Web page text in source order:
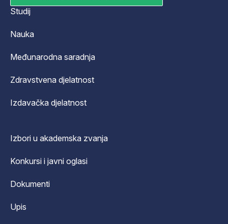
Studij
Nauka
Međunarodna saradnja
Zdravstvena djelatnost
Izdavačka djelatnost
Izbori u akademska zvanja
Konkursi i javni oglasi
Dokumenti
Upis